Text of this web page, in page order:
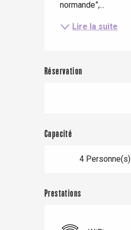
normande”,...
Lire la suite
Réservation
Capacité
4 Personne(s)
Prestations